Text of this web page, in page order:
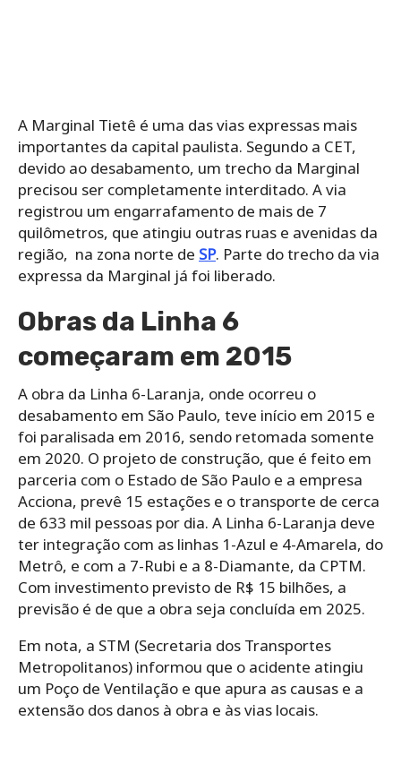
A Marginal Tietê é uma das vias expressas mais
importantes da capital paulista. Segundo a CET,
devido ao desabamento, um trecho da Marginal
precisou ser completamente interditado. A via
registrou um engarrafamento de mais de 7
quilômetros, que atingiu outras ruas e avenidas da
região, na zona norte de SP. Parte do trecho da via
expressa da Marginal já foi liberado.
Obras da Linha 6
começaram em 2015
A obra da Linha 6-Laranja, onde ocorreu o
desabamento em São Paulo, teve início em 2015 e
foi paralisada em 2016, sendo retomada somente
em 2020. O projeto de construção, que é feito em
parceria com o Estado de São Paulo e a empresa
Acciona, prevê 15 estações e o transporte de cerca
de 633 mil pessoas por dia. A Linha 6-Laranja deve
ter integração com as linhas 1-Azul e 4-Amarela, do
Metrô, e com a 7-Rubi e a 8-Diamante, da CPTM.
Com investimento previsto de R$ 15 bilhões, a
previsão é de que a obra seja concluída em 2025.
Em nota, a STM (Secretaria dos Transportes
Metropolitanos) informou que o acidente atingiu
um Poço de Ventilação e que apura as causas e a
extensão dos danos à obra e às vias locais.